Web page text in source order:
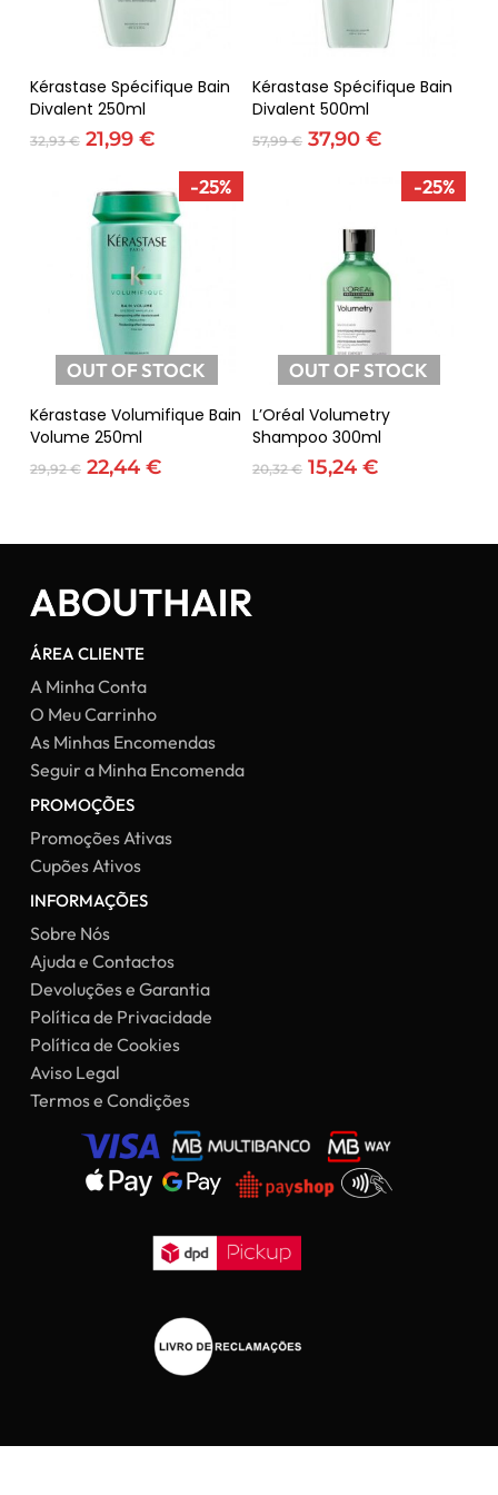
Ver Carrinho
Adicionar
Kérastase Spécifique Bain
Divalent 250ml
32,93€ O
era:
32,93 €.
21,99 €O
atual
é:
21,99 €.
Adicionar
Kérastase Spécifique Bain
Divalent 500ml
57,99€ O
57,99 €.
37,90€O
atual
OUT OF STOCK
-25%
Ler Mais
Kérastase Volumifique Bain
Volume 250ml
29,92€ O
22,44 €O
OUT OF STOCK
-25%
Ler Mais
L’Oréal Volumetry
Shampoo 300ml
20,32€ O
15,24€O
ÁREA CLIENTE
A Minha Conta
O Meu Carrinho
As Minhas Encomendas
Seguir a Minha Encomenda
PROMOÇÕES
Promoções Ativas
Cupões Ativos
INFORMAÇÕES
Sobre Nós
Ajuda e Contactos
Devoluções e Garantia
Política de Privacidade
Política de Cookies
Aviso Legal
Termos e Condições